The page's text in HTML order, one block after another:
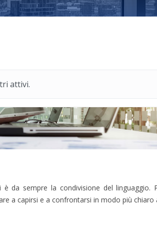
attivi.
da sempre la condivisione del linguaggio.
a capirsi e a confrontarsi in modo più chiaro